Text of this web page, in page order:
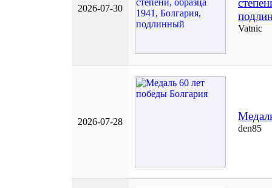
2026-07-30
Vatnic
2026-07-28
den85